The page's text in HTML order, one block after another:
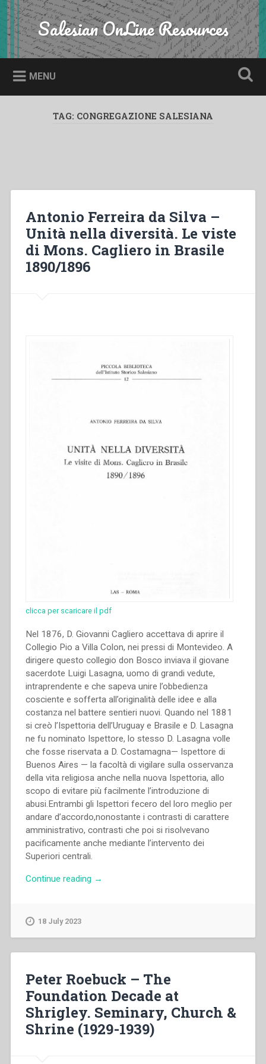
Skip
to
content
Search Salesian OnLine Resources
MENU
TAG: CONGREGAZIONE SALESIANA
Antonio Ferreira da Silva –
Unità nella diversità. Le viste
di Mons. Cagliero in Brasile
1890/1896
clicca per scaricare il pdf
Nel 1876, D. Giovanni Cagliero accettava di aprire il
Collegio Pio a Villa Colon, nei pressi di Montevideo. A
dirigere questo collegio don Bosco inviava il giovane
sacerdote Luigi Lasagna, uomo di grandi vedute,
intraprendente e che sapeva unire l’obbedienza
cosciente e sofferta all’originalità delle idee e alla
costanza nel battere sentieri nuovi. Quando nel 1881
si creò l’Ispettoria dell’Uruguay e Brasile e D. Lasagna
ne fu nominato Ispettore, lo stesso D. Lasagna volle
che fosse riservata a D. Costamagna— Ispettore di
Buenos Aires — la facoltà di vigilare sulla osservanza
della vita religiosa anche nella nuova Ispettoria, allo
scopo di evitare più facilmente l’introduzione di
abusi.Entrambi gli Ispettori fecero del loro meglio per
andare d’accordo,nonostante i contrasti di carattere
amministrativo, contrasti che poi si risolvevano
pacificamente anche mediante l’intervento dei
Superiori centrali.
Continue reading “Antonio
Le
viste
di
Mons.
Cagliero
→
18 July 2023
Peter Roebuck – The
Foundation Decade at
Shrigley. Seminary, Church &
Shrine (1929-1939)